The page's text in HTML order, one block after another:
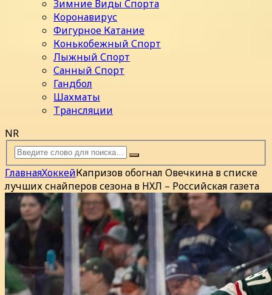
Зимние Виды Спорта
Коронавирус
Фигурное Катание
Конькобежный Спорт
Лыжный Спорт
Санный Спорт
Гандбол
Шахматы
Трансляции
NR
ГлавнаяХоккейКапризов обогнал Овечкина в списке
лучших снайперов сезона в НХЛ – Российская газета